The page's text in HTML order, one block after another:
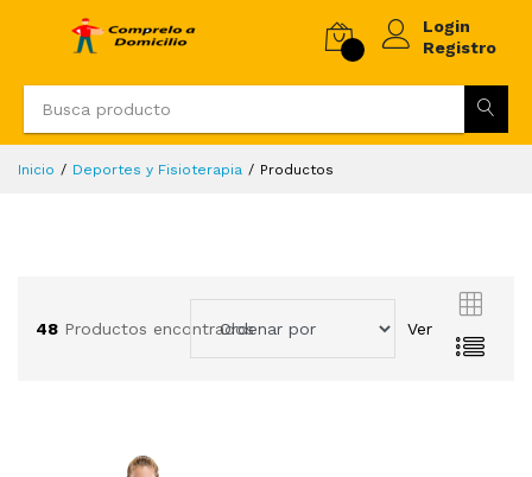
Login
Registro
Inicio Deportes y Fisioterapia Productos
48 Productos encontrados Ver